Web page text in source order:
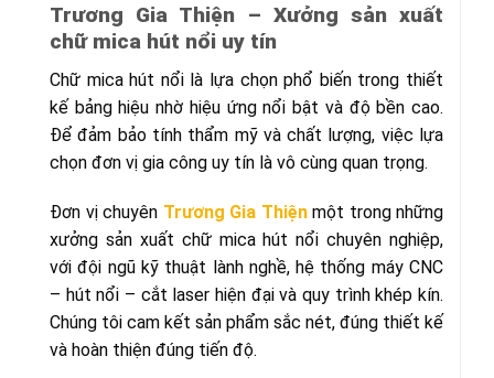
Trương Gia Thiện – Xưởng sản xuất
chữ mica hút nổi uy tín
Chữ mica hút nổi là lựa chọn phổ biến trong thiết
kế bảng hiệu nhờ hiệu ứng nổi bật và độ bền cao.
Để đảm bảo tính thẩm mỹ và chất lượng, việc lựa
chọn đơn vị gia công uy tín là vô cùng quan trọng.
Đơn vị chuyên Trương Gia Thiệnmột trong những
xưởng sản xuất chữ mica hút nổi chuyên nghiệp,
với đội ngũ kỹ thuật lành nghề, hệ thống máy CNC
– hút nổi – cắt laser hiện đại và quy trình khép kín.
Chúng tôi cam kết sản phẩm sắc nét, đúng thiết kế
và hoàn thiện đúng tiến độ.